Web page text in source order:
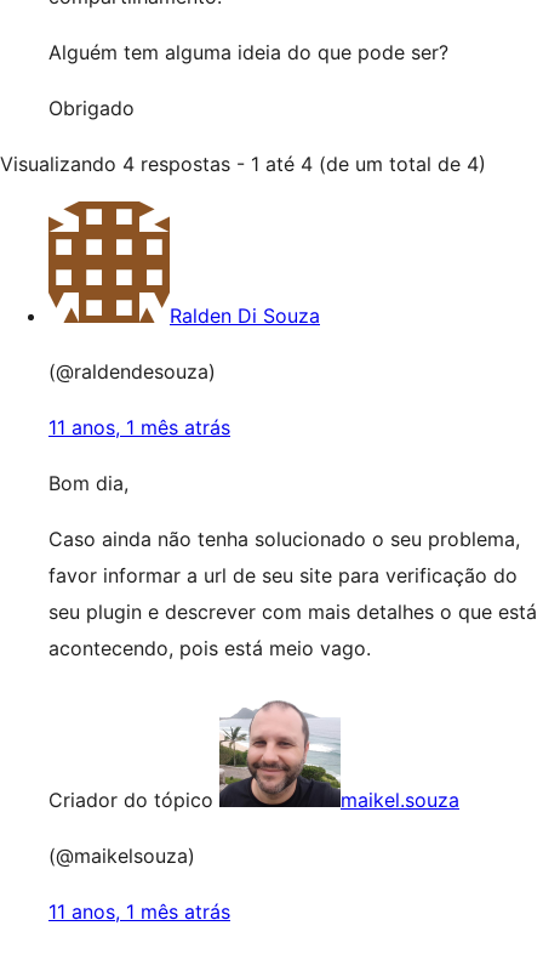
Alguém tem alguma ideia do que pode ser?
Obrigado
Visualizando 4 respostas - 1 até 4 (de um total de 4)
Ralden Di Souza
(@raldendesouza)
11 anos, 1 mês atrás
Bom dia,
Caso ainda não tenha solucionado o seu problema,
favor informar a url de seu site para verificação do
seu plugin e descrever com mais detalhes o que está
acontecendo, pois está meio vago.
Criador do tópico maikel.souza
(@maikelsouza)
11 anos, 1 mês atrás